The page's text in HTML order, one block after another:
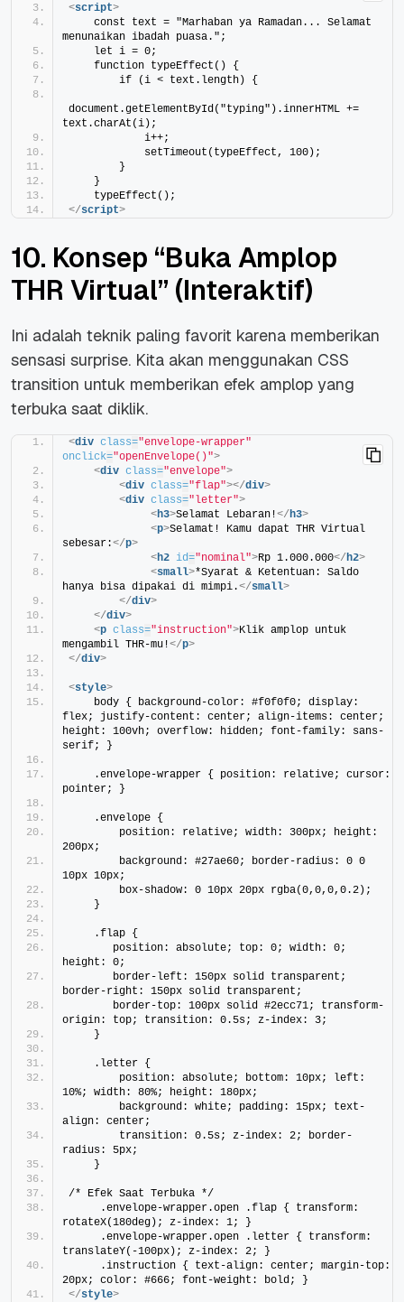
<script>
    const text = "Marhaban ya Ramadan... Selamat
menunaikan ibadah puasa.";
    let i = 0;
    function typeEffect() {
        if (i < text.length) {
document.getElementById("typing").innerHTML +=
text.charAt(i);
            i++;
            setTimeout(typeEffect, 100);
        }
    }
    typeEffect();
</script>
10. Konsep “Buka Amplop
THR Virtual” (Interaktif)
Ini adalah teknik paling favorit karena memberikan
sensasi surprise. Kita akan menggunakan CSS
transition untuk memberikan efek amplop yang
terbuka saat diklik.
<div class="envelope-wrapper"
onclick="openEnvelope()">
<div class="envelope">
<div class="flap"></div>
<div class="letter">
<h3>Selamat Lebaran!</h3>
<p>Selamat! Kamu dapat THR Virtual
sebesar:</p>
<h2 id="nominal">Rp 1.000.000</h2>
<small>*Syarat & Ketentuan: Saldo
hanya bisa dipakai di mimpi.</small>
</div>
</div>
<p class="instruction">Klik amplop untuk
mengambil THR-mu!</p>
</div>
<style>
    body { background-color: #f0f0f0; display:
flex; justify-content: center; align-items: center;
height: 100vh; overflow: hidden; font-family: sans-
serif; }
    .envelope-wrapper { position: relative; cursor:
pointer; }
    .envelope {
        position: relative; width: 300px; height:
200px;
        background: #27ae60; border-radius: 0 0
10px 10px;
        box-shadow: 0 10px 20px rgba(0,0,0,0.2);
    }
    .flap {
       position: absolute; top: 0; width: 0;
height: 0;
       border-left: 150px solid transparent;
border-right: 150px solid transparent;
       border-top: 100px solid #2ecc71; transform-
origin: top; transition: 0.5s; z-index: 3;
    }
    .letter {
        position: absolute; bottom: 10px; left:
10%; width: 80%; height: 180px;
        background: white; padding: 15px; text-
align: center;
        transition: 0.5s; z-index: 2; border-
radius: 5px;
    }
/* Efek Saat Terbuka */
     .envelope-wrapper.open .flap { transform:
rotateX(180deg); z-index: 1; }
     .envelope-wrapper.open .letter { transform:
translateY(-100px); z-index: 2; }
     .instruction { text-align: center; margin-top:
20px; color: #666; font-weight: bold; }
</style>